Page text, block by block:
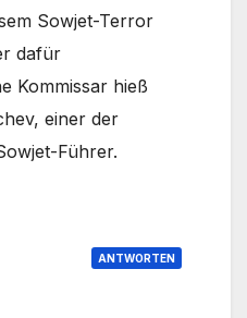
Sowjet-Terror
dafür
Kommissar hieß
einer der
Führer.
ANTWORTEN